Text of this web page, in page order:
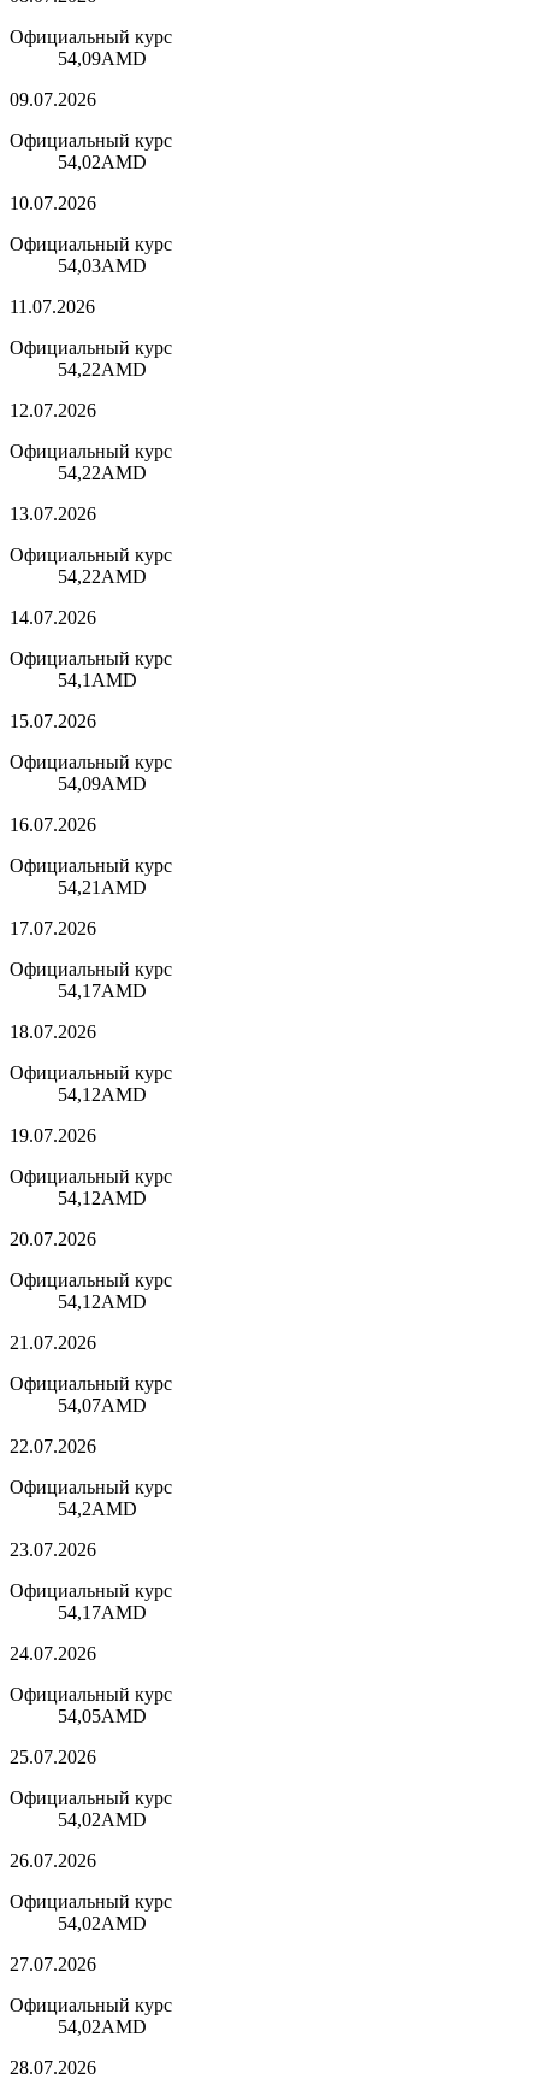
Официальный курс
54,09AMD
09.07.2026
Официальный курс
54,02AMD
10.07.2026
Официальный курс
54,03AMD
11.07.2026
Официальный курс
54,22AMD
12.07.2026
Официальный курс
54,22AMD
13.07.2026
Официальный курс
54,22AMD
14.07.2026
Официальный курс
54,1 AMD
15.07.2026
Официальный курс
54,09AMD
16.07.2026
Официальный курс
54,21 AMD
17.07.2026
Официальный курс
54,17AMD
18.07.2026
Официальный курс
54,12AMD
19.07.2026
Официальный курс
54,12AMD
20.07.2026
Официальный курс
54,12AMD
21.07.2026
Официальный курс
54,07AMD
22.07.2026
Официальный курс
54,2AMD
23.07.2026
Официальный курс
54,17AMD
24.07.2026
Официальный курс
54,05AMD
25.07.2026
Официальный курс
54,02AMD
26.07.2026
Официальный курс
54,02AMD
27.07.2026
Официальный курс
54,02AMD
28.07.2026